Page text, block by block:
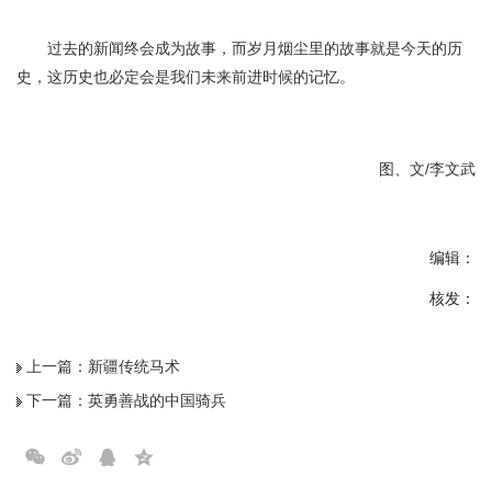
过去的新闻终会成为故事，而岁月烟尘里的故事就是今天的历
史，这历史也必定会是我们未来前进时候的记忆。
图、文/李文武
编辑：
核发：
上一篇： 新疆传统马术
下一篇： 英勇善战的中国骑兵